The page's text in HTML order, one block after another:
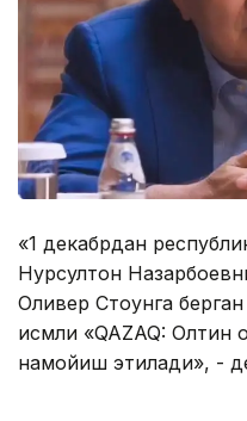
«1 декабрдан
Нурсултон
Оливер Стоунга
қисмли «QAZAQ:
намойиш этилади», -